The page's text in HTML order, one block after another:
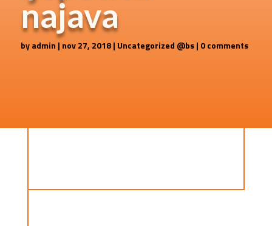
najava
byadmin | nov 27, 2018| Uncategorized @bs| 0 comments